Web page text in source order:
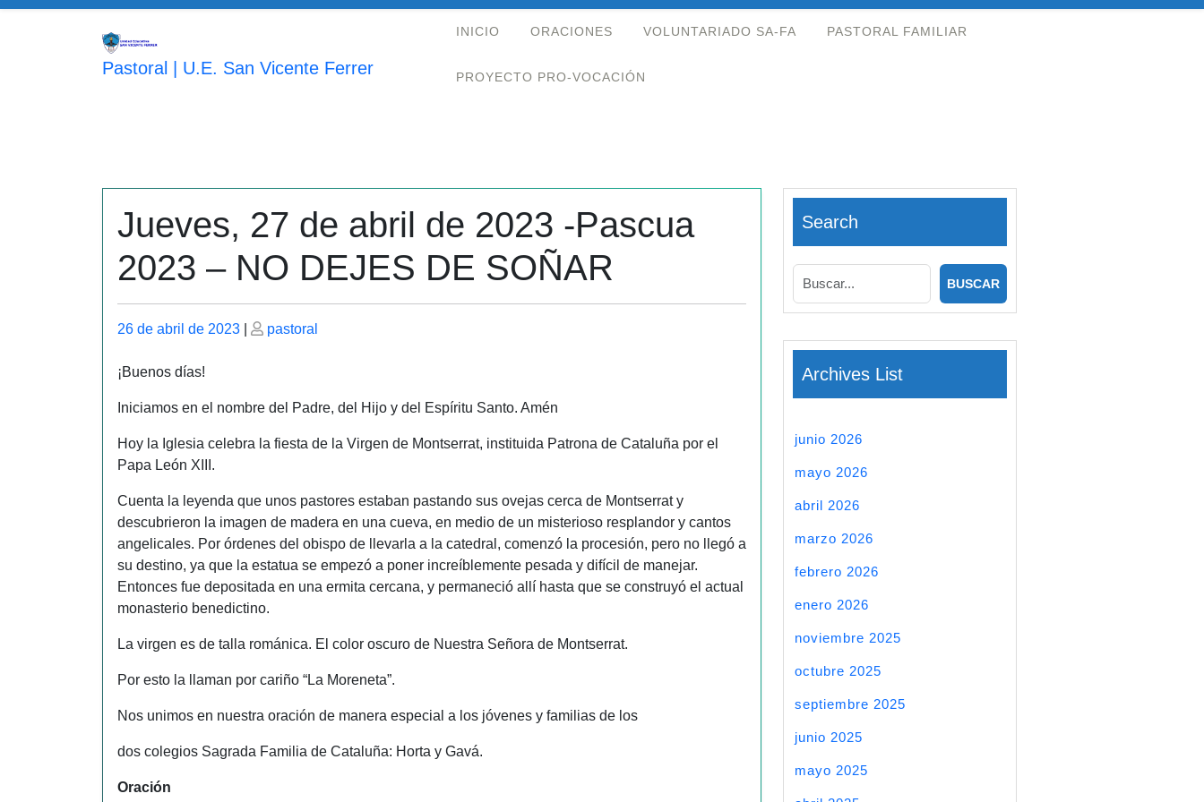
Saltar
Pastoral | U.E. San Vicente Ferrer
INICIO ORACIONES VOLUNTARIADO SA-FA PASTORAL FAMILIAR
PROYECTO PRO-VOCACIÓN
Jueves, 27 de abril de 2023 -Pascua
2023 – NO DEJES DE SOÑAR
Publicado
26 de abril de 2023
Publicado
pastoral
¡Buenos días!
Iniciamos en el nombre del Padre, del Hijo y del Espíritu Santo. Amén
Hoy la Iglesia celebra la fiesta de la Virgen de Montserrat, instituida Patrona de Cataluña por el
Papa León XIII.
Cuenta la leyenda que unos pastores estaban pastando sus ovejas cerca de Montserrat y
descubrieron la imagen de madera en una cueva, en medio de un misterioso resplandor y cantos
angelicales. Por órdenes del obispo de llevarla a la catedral, comenzó la procesión, pero no llegó a
su destino, ya que la estatua se empezó a poner increíblemente pesada y difícil de manejar.
Entonces fue depositada en una ermita cercana, y permaneció allí hasta que se construyó el actual
monasterio benedictino.
La virgen es de talla románica. El color oscuro de Nuestra Señora de Montserrat.
Por esto la llaman por cariño “La Moreneta”.
Nos unimos en nuestra oración de manera especial a los jóvenes y familias de los
dos colegios Sagrada Familia de Cataluña: Horta y Gavá.
Oración
Search
Archives List
junio 2026
mayo 2026
abril 2026
marzo 2026
febrero 2026
enero 2026
noviembre 2025
octubre 2025
septiembre 2025
junio 2025
mayo 2025